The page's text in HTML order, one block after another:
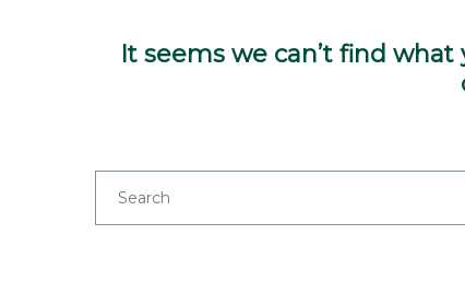
It seems we can’t find